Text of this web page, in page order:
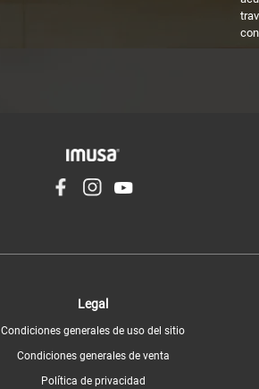
Legal
Condiciones generales de uso del sitio
Condiciones generales de venta
Política de privacidad